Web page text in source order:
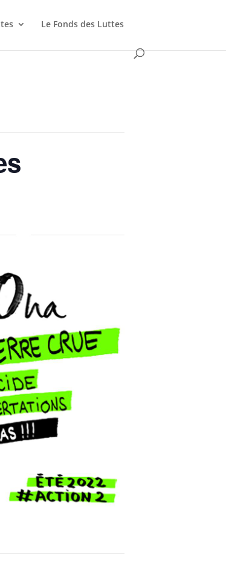
Le Fonds des Luttes